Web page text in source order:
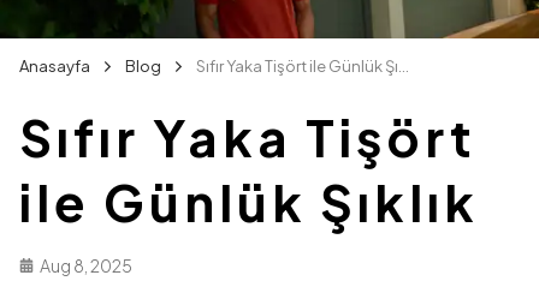
Anasayfa Blog Sıfır Yaka Tişört ile Günlük Şıklık
Sıfır Yaka Tişört
ile Günlük Şıklık
Aug 8, 2025